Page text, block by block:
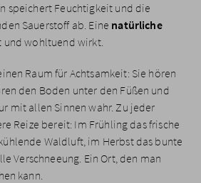
speichert Feuchtigkeit und die
Sauerstoff ab. Eine natürliche
und wohltuend wirkt.
Raum für Achtsamkeit: Sie hören
den Boden unter den Füßen und
mit allen Sinnen wahr. Zu jeder
Reize bereit: Im Frühling das frische
Waldluft, im Herbst das bunte
Verschneeung. Ein Ort, den man
kann.